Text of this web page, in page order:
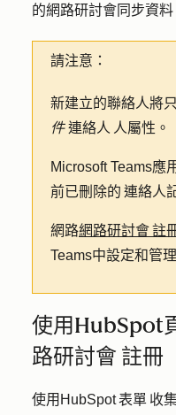
的網路研討會同步資料
請注意：
新建立的聯絡人將
件連絡人 人屬性。
Microsoft Teams應
前已刪除的 連絡人
網路網路研討會 註
Teams中設定和管理
使用HubSpot
路研討會 註冊
使用HubSpot 表單 收